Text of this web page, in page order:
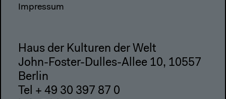
Impressum
Haus der Kulturen der Welt
John-Foster-Dulles-Allee 10, 10557
Berlin
Tel + 49 30 397 87 0